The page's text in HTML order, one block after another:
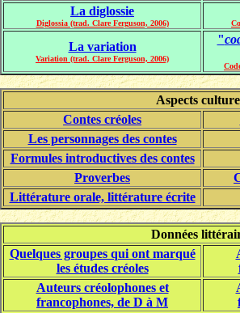
La diglossie
Diglossia (trad. Clare Ferguson, 2006)
La variation
Variation (trad. Clare Ferguson, 2006)
"
Aspects
Contes créoles
Les personnages des contes
Formules introductives des contes
Proverbes
Littérature orale, littérature écrite
Données
Quelques groupes qui ont marqué
les études créoles
Auteurs créolophones et
francophones, de D à M